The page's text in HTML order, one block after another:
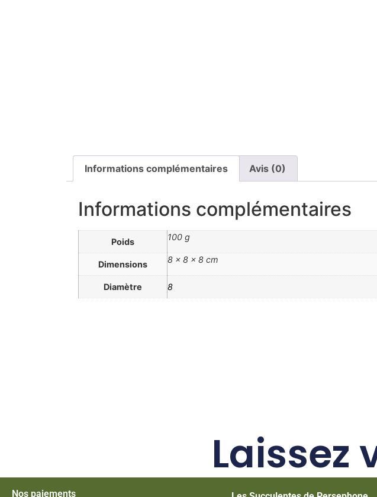
Informations complémentaires Avis (0)
Informations complémentaires
Poids 100 g
Dimensions 8 × 8 × 8 cm
Diamètre 8
Laissez
Nos paiements